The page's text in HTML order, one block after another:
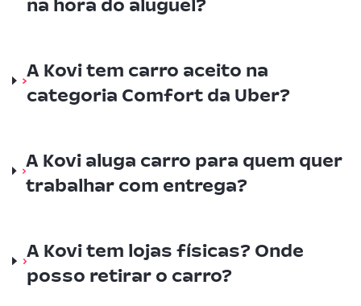
A Kovi tem carro aceito na
categoria Comfort da Uber?
A Kovi aluga carro para quem quer
trabalhar com entrega?
A Kovi tem lojas físicas? Onde
posso retirar o carro?